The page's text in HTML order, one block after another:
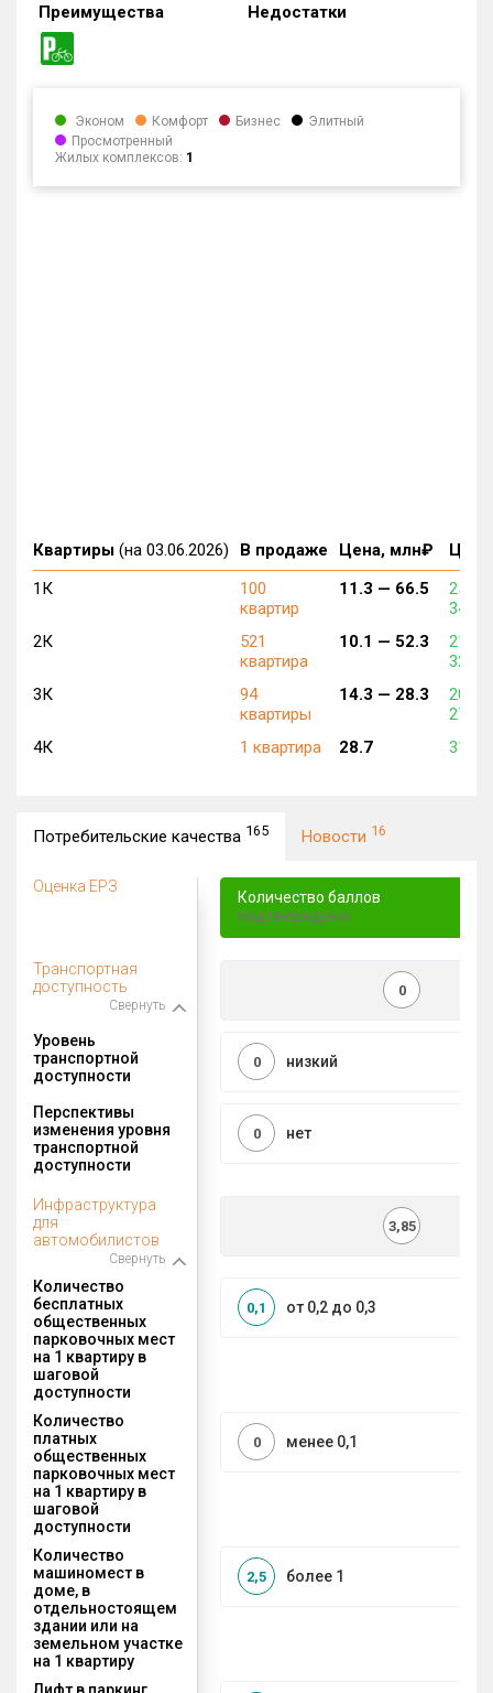
Преимущества
Недостатки
Эконом Комфорт Бизнес
Элитный
Просмотренный
Жилых комплексов: 1
Квартиры (на 03.06.2026) В продаже Цена, млн₽
1К
100
квартир
11.3 — 66.5
255
346
2К
521
квартира
10.1 — 52.3
216
322
3К
94
квартиры
14.3 — 28.3
206
271
4К
1 квартира 28.7 310
Потребительские качества 165 Новости 16
Оценка ЕРЗ
Количество баллов
подтверждено
Транспортная
доступность
Свернуть
0
Уровень
транспортной
доступности
низкий
0
Перспективы
изменения уровня
транспортной
доступности
нет
0
Инфраструктура
для
автомобилистов
Свернуть
3,85
Количество
бесплатных
общественных
парковочных мест
на 1 квартиру в
шаговой
доступности
от 0,2 до 0,3
0,1
Количество
платных
общественных
парковочных мест
на 1 квартиру в
шаговой
доступности
менее 0,1
0
Количество
машиномест в
доме, в
отдельностоящем
здании или на
земельном участке
на 1 квартиру
более 1
2,5
Лифт в паркинг